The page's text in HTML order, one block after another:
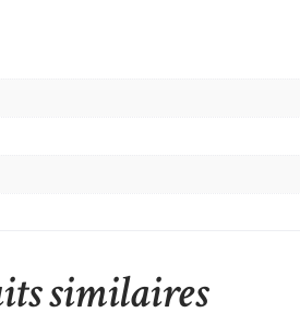
similaires